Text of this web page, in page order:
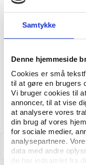
Samtykke
Denne hjemmeside
Cookies er små
til at gøre en brugers
Vi bruger cookies til
annoncer, til at vise
at analysere vores
din brug af vores
for sociale medier,
analysepartnere.
data med andre
de har indsamlet fra
Se